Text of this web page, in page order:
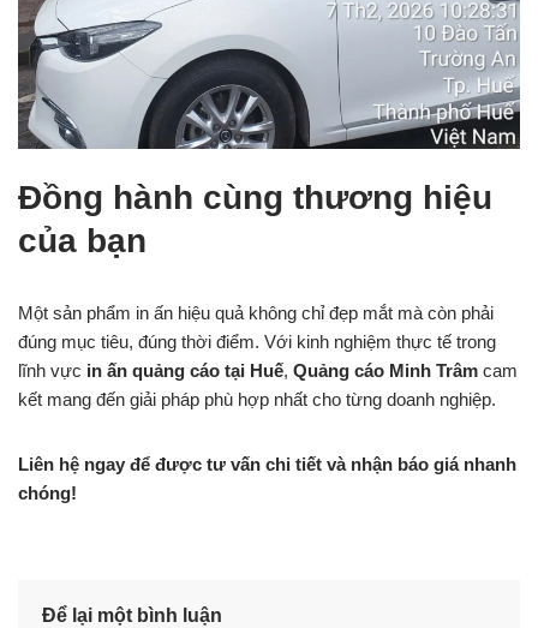
Đồng hành cùng thương hiệu
của bạn
Một sản phẩm in ấn hiệu quả không chỉ đẹp mắt mà còn phải
đúng mục tiêu, đúng thời điểm. Với kinh nghiệm thực tế trong
lĩnh vực in ấn quảng cáo tại Huế, Quảng cáo Minh Trâm cam
kết mang đến giải pháp phù hợp nhất cho từng doanh nghiệp.
Liên hệ ngay để được tư vấn chi tiết và nhận báo giá nhanh
chóng!
Để lại một bình luận